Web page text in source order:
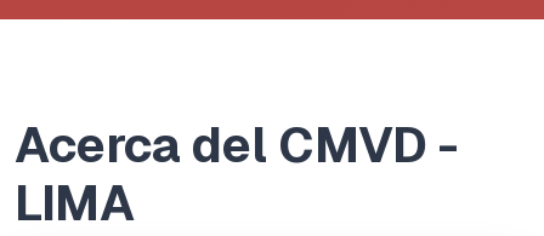
Acerca del CMVD -
LIMA